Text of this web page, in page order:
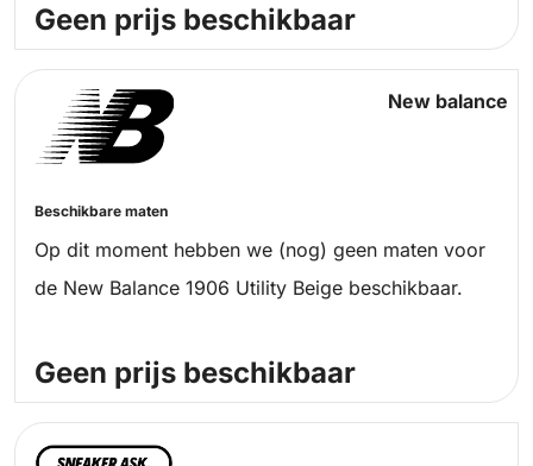
Geen prijs beschikbaar
New balance
Beschikbare maten
Op dit moment hebben we (nog) geen maten voor
de New Balance 1906 Utility Beige beschikbaar.
Geen prijs beschikbaar